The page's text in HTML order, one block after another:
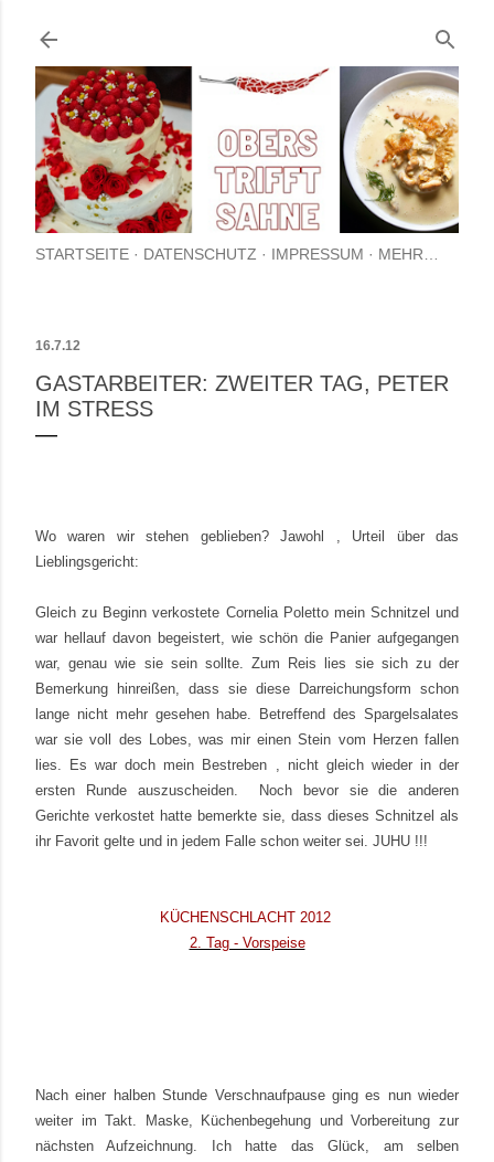
STARTSEITE DATENSCHUTZ IMPRESSUM MEHR…
16.7.12
GASTARBEITER: ZWEITER TAG, PETER
IM STRESS
Wo waren wir stehen geblieben? Jawohl , Urteil über das
Lieblingsgericht:
Gleich zu Beginn verkostete Cornelia Poletto mein Schnitzel und
war hellauf davon begeistert, wie schön die Panier aufgegangen
war, genau wie sie sein sollte. Zum Reis lies sie sich zu der
Bemerkung hinreißen, dass sie diese Darreichungsform schon
lange nicht mehr gesehen habe. Betreffend des Spargelsalates
war sie voll des Lobes, was mir einen Stein vom Herzen fallen
lies. Es war doch mein Bestreben , nicht gleich wieder in der
ersten Runde auszuscheiden. Noch bevor sie die anderen
Gerichte verkostet hatte bemerkte sie, dass dieses Schnitzel als
ihr Favorit gelte und in jedem Falle schon weiter sei. JUHU !!!
KÜCHENSCHLACHT 2012
2. Tag - Vorspeise
Nach einer halben Stunde Verschnaufpause ging es nun wieder
weiter im Takt.
Maske, Küchenbegehung und Vorbereitung zur
nächsten Aufzeichnung. Ich hatte das Glück, am selben